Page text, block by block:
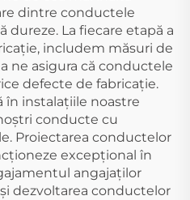
dintre conductele
dureze. La fiecare etapă a
includem măsuri de
ne asigura că conductele
defecte de fabricație.
în instalațiile noastre
conducte cu
Proiectarea conductelor
excepțional în
angajaților
dezvoltarea conductelor